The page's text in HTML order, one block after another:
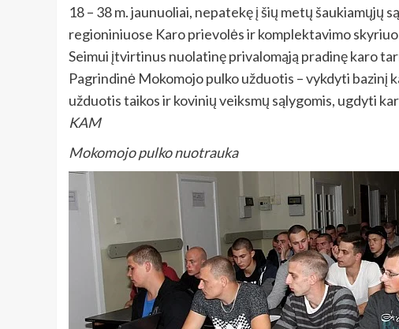
18 – 38 m. jaunuoliai, nepatekę į šių metų
regioniniuose Karo prievolės ir komplektavimo
Seimui įtvirtinus nuolatinę privalomąją pradinę karo
Pagrindinė Mokomojo pulko užduotis – vykdyti
užduotis taikos ir kovinių veiksmų sąlygomis, ugdyti
KAM
Mokomojo pulko nuotrauka